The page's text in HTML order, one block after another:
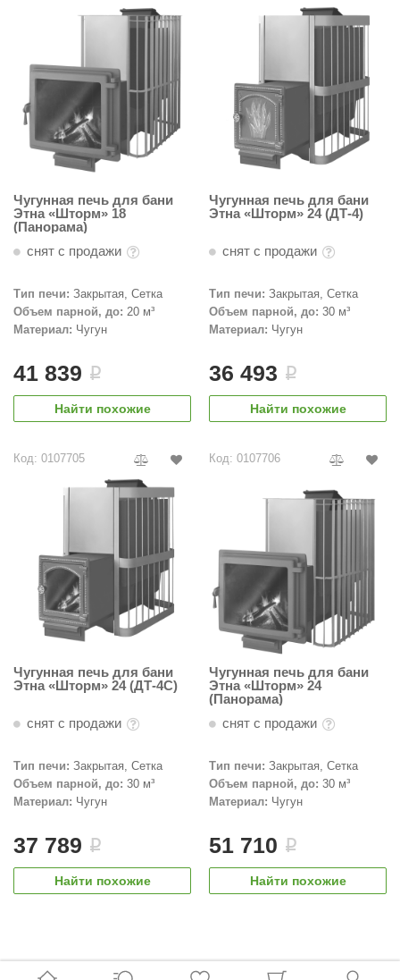
Чугунная печь для бани
Этна «Шторм» 18
(Панорама)
снят с продажи
Тип печи: Закрытая, Сетка
Объем парной, до: 20 м³
Материал: Чугун
41 839 i
Найти похожие
Чугунная печь для бани
Этна «Шторм» 24 (ДТ-4)
снят с продажи
Тип печи: Закрытая, Сетка
Объем парной, до: 30 м³
Материал: Чугун
36 493 i
Найти похожие
Код: 0107705
Чугунная печь для бани
Этна «Шторм» 24 (ДТ-4С)
снят с продажи
Тип печи: Закрытая, Сетка
Объем парной, до: 30 м³
Материал: Чугун
37 789 i
Найти похожие
Код: 0107706
Чугунная печь для бани
Этна «Шторм» 24
(Панорама)
снят с продажи
Тип печи: Закрытая, Сетка
Объем парной, до: 30 м³
Материал: Чугун
51 710 i
Найти похожие